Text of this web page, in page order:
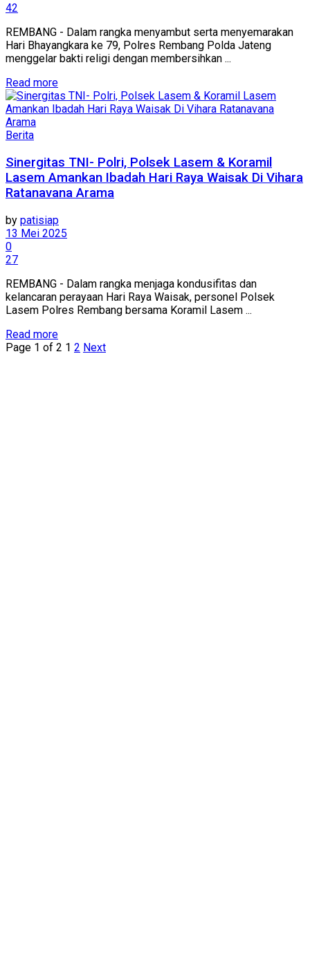
42
REMBANG - Dalam rangka menyambut serta menyemarakan
Hari Bhayangkara ke 79, Polres Rembang Polda Jateng
menggelar bakti religi dengan membersihkan ...
Read moreDetails
Berita
Sinergitas TNI- Polri, Polsek Lasem & Koramil
Lasem Amankan Ibadah Hari Raya Waisak Di Vihara
Ratanavana Arama
by patisiap
13 Mei 2025
0
27
REMBANG - Dalam rangka menjaga kondusifitas dan
kelancaran perayaan Hari Raya Waisak, personel Polsek
Lasem Polres Rembang bersama Koramil Lasem ...
Read moreDetails
Page 1 of 2 1 2 Next